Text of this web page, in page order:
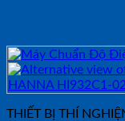
THIẾT BỊ THÍ